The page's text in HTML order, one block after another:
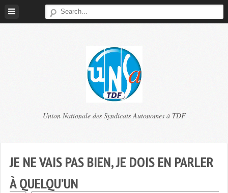
Skip
TDF
Union Nationale des Syndicats Autonomes à TDF
JE NE VAIS PAS BIEN, JE DOIS EN PARLER
À QUELQU’UN